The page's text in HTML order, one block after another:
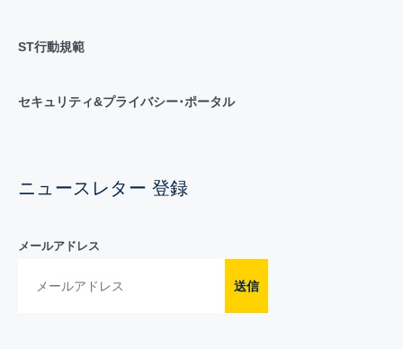
ST行動規範
セキュリティ&プライバシー･ポータル
ニュースレター 登録
メールアドレス
送信